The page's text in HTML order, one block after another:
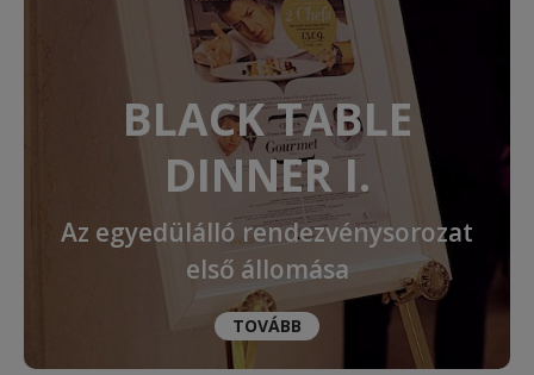
BLACK TABLE
DINNER I.
Az egyedülálló rendezvénysorozat
első állomása
TOVÁBB